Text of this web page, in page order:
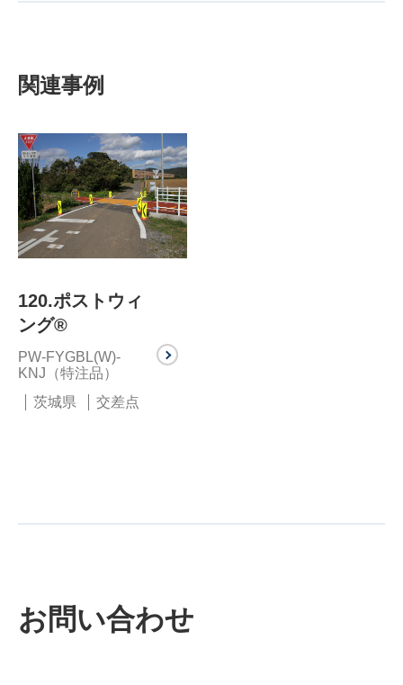
関連事例
120.ポストウィ
ング®
PW-FYGBL(W)-
KNJ（特注品）
茨城県
交差点
お問い合わせ